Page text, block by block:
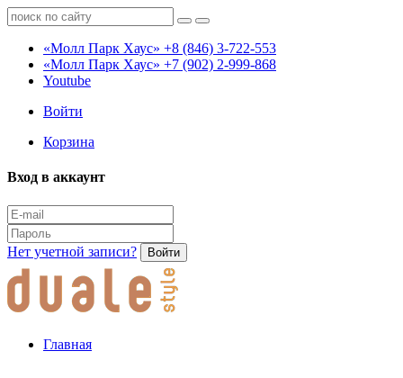
«Молл Парк Хаус» +8 (846) 3-722-553
«Молл Парк Хаус» +7 (902) 2-999-868
Youtube
Войти
Корзина
Вход в аккаунт
Нет учетной записи? Войти
Главная